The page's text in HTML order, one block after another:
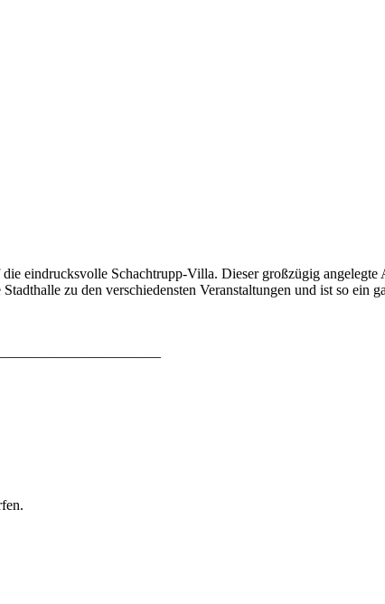
eindrucksvolle Schachtrupp-Villa. Dieser großzügig angelegte
zu den verschiedensten Veranstaltungen und ist so ein